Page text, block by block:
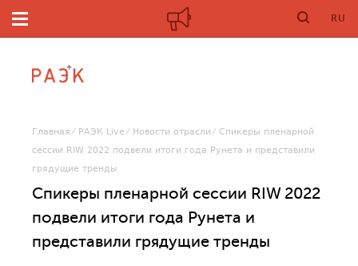
RU
Главная РАЭК Live Новости отрасли
Спикеры пленарной
сессии RIW 2022 подвели итоги года Рунета и представили
грядущие тренды
Спикеры пленарной сессии RIW 2022
подвели итоги года Рунета и
представили грядущие тренды